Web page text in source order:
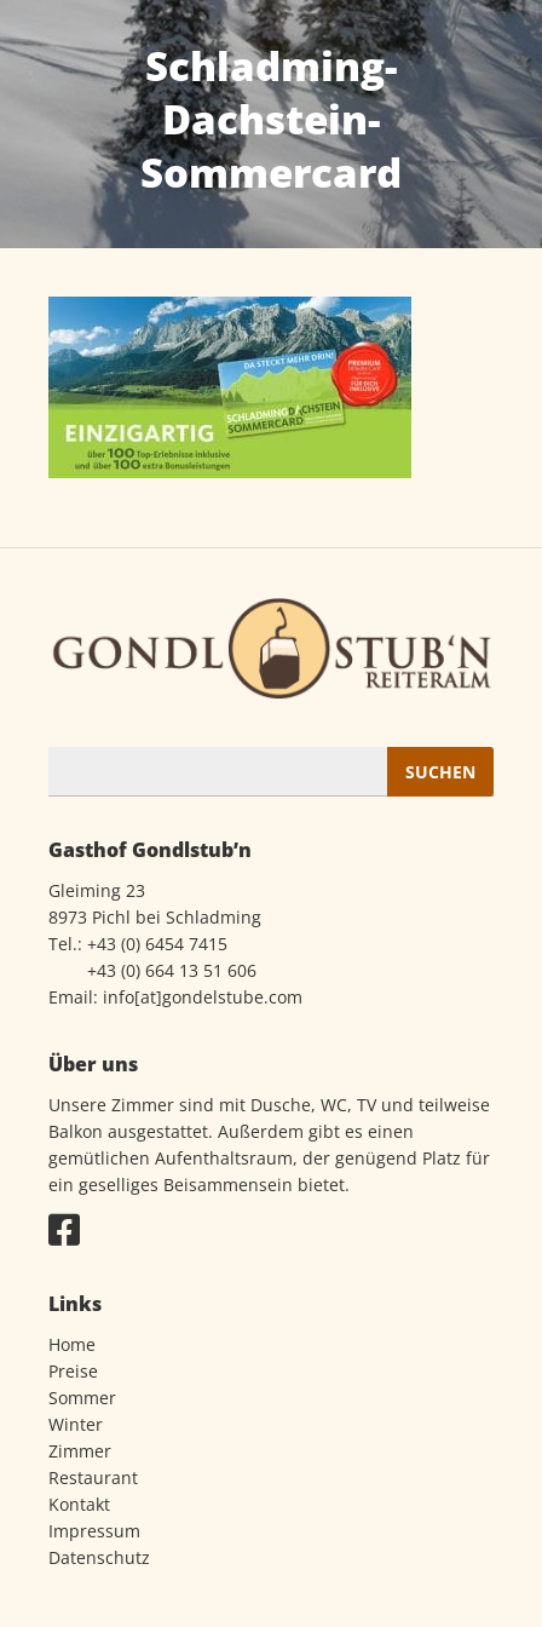
Schladming-
Dachstein-
Sommercard
Gasthof Gondlstub’n
Gleiming 23
8973 Pichl bei Schladming
Tel.: +43 (0) 6454 7415
+43 (0) 664 13 51 606
Email: info[at]gondelstube.com
Über uns
Unsere Zimmer sind mit Dusche, WC, TV und teilweise
Balkon ausgestattet. Außerdem gibt es einen
gemütlichen Aufenthaltsraum, der genügend Platz für
ein geselliges Beisammensein bietet.
Links
Home
Preise
Sommer
Winter
Zimmer
Restaurant
Kontakt
Impressum
Datenschutz